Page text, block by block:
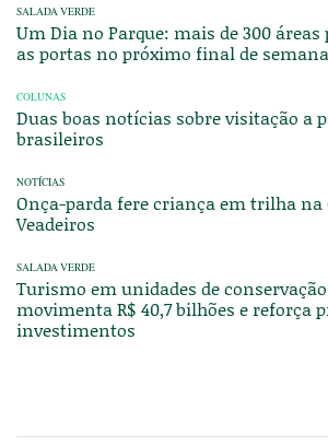
SALADA VERDE
Um Dia no Parque: mais de 300
as portas no próximo final de semana
COLUNAS
Duas boas notícias sobre visitação a
brasileiros
NOTÍCIAS
Onça-parda fere criança em trilha na
Veadeiros
SALADA VERDE
Turismo em unidades de
movimenta R$ 40,7 bilhões e reforça
investimentos